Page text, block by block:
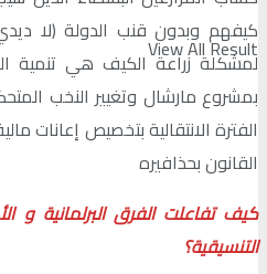
View All Result
كيفهم وبدون قنب الدولة (لا
لمشكلة زراعة الكيف هي تنمية
بمشروع مارشال وتغيير النخب
الفترة الانتقالية بتخصيص إعانات
القانون بحذافيره
كيف تفاعلت الفرق البرلمانية و
التنسيقية؟